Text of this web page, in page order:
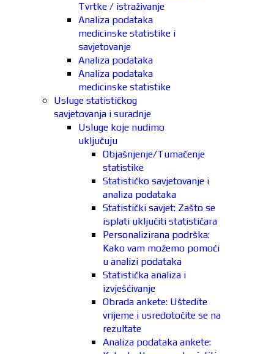
Tvrtke / istraživanje
Analiza podataka
medicinske statistike i
savjetovanje
Analiza podataka
Analiza podataka
medicinske statistike
Usluge statističkog
savjetovanja i suradnje
Usluge koje nudimo
uključuju
Objašnjenje/Tumačenje
statistike
Statističko savjetovanje i
analiza podataka
Statistički savjet: Zašto se
isplati uključiti statističara
Personalizirana podrška:
Kako vam možemo pomoći
u analizi podataka
Statistička analiza i
izvješćivanje
Obrada ankete: Uštedite
vrijeme i usredotočite se na
rezultate
Analiza podataka ankete: